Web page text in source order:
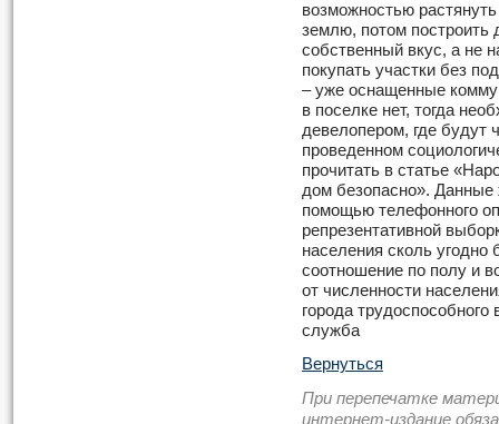
возможностью
землю, потом построить
собственный вкус, а не
покупать участки без
– уже оснащенные
в поселке нет, тогда
девелопером, где будут
проведенном
прочитать в статье
дом безопасно».
помощью телефонного
репрезентативной
населения сколь
соотношение по полу и
от численности
города
служба
Вернуться
При перепечатке
интернет-издание